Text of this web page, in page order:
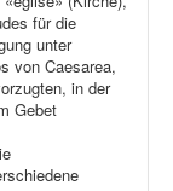
für die
unter
von Caesarea,
in der
Gebet